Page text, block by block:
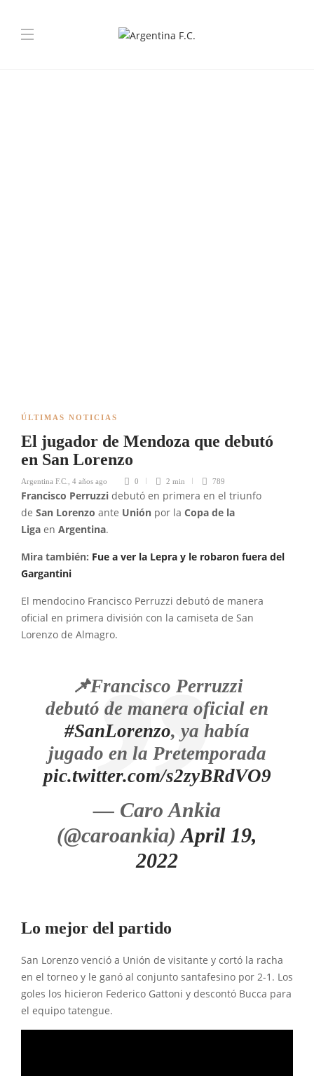
ÚLTIMAS NOTICIAS
El jugador de Mendoza que debutó
en San Lorenzo
Argentina F.C. 4 años ago 0 2 min 789
Francisco Perruzzi debutó en primera en el triunfo
de San Lorenzo ante Unión por la Copa de la
Liga en Argentina.
Mira también: Fue a ver la Lepra y le robaron fuera del
Gargantini
El mendocino Francisco Perruzzi debutó de manera
oficial en primera división con la camiseta de San
Lorenzo de Almagro.
📌Francisco Perruzzi
debutó de manera oficial en
#SanLorenzo, ya había
jugado en la Pretemporada
pic.twitter.com/s2zyBRdVO9
— Caro Ankia
(@caroankia)April 19,
2022
Lo mejor del partido
San Lorenzo venció a Unión de visitante y cortó la racha
en el torneo y le ganó al conjunto santafesino por 2-1. Los
goles los hicieron Federico Gattoni y descontó Bucca para
el equipo tatengue.